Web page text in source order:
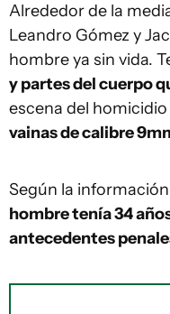
Alrededor de la
Leandro Gómez y
hombre ya sin vida.
y partes del cuerpo
escena del
vainas de calibre
Según la
hombre tenía 34
antecedentes